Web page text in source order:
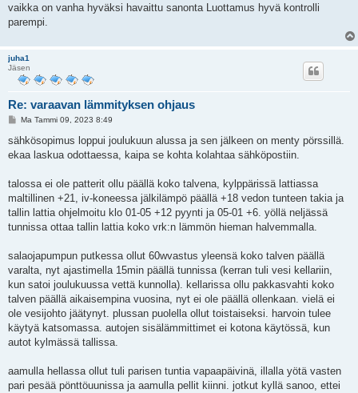
vaikka on vanha hyväksi havaittu sanonta Luottamus hyvä kontrolli
parempi.
juha1
Jäsen
Re: varaavan lämmityksen ohjaus
V
e
t
Ma Tammi 09, 2023 8:49
sähkösopimus loppui joulukuun alussa ja sen jälkeen on menty pörssillä.
ekaa laskua odottaessa, kaipa se kohta kolahtaa sähköpostiin.
talossa ei ole patterit ollu päällä koko talvena, kylppärissä lattiassa
maltillinen +21, iv-koneessa jälkilämpö päällä +18 vedon tunteen takia ja
tallin lattia ohjelmoitu klo 01-05 +12 pyynti ja 05-01 +6. yöllä neljässä
tunnissa ottaa tallin lattia koko vrk:n lämmön hieman halvemmalla.
salaojapumpun putkessa ollut 60wvastus yleensä koko talven päällä
varalta, nyt ajastimella 15min päällä tunnissa (kerran tuli vesi kellariin,
kun satoi joulukuussa vettä kunnolla). kellarissa ollu pakkasvahti koko
talven päällä aikaisempina vuosina, nyt ei ole päällä ollenkaan. vielä ei
ole vesijohto jäätynyt. plussan puolella ollut toistaiseksi. harvoin tulee
käytyä katsomassa. autojen sisälämmittimet ei kotona käytössä, kun
autot kylmässä tallissa.
aamulla hellassa ollut tuli parisen tuntia vapaapäivinä, illalla yötä vasten
pari pesää pönttöuunissa ja aamulla pellit kiinni. jotkut kyllä sanoo, ettei